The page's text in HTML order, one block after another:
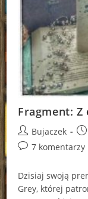
Fragment: Z
Post
author:
Bujaczek
Post7 komentarzy
Dzisiaj swoją
Grey, której